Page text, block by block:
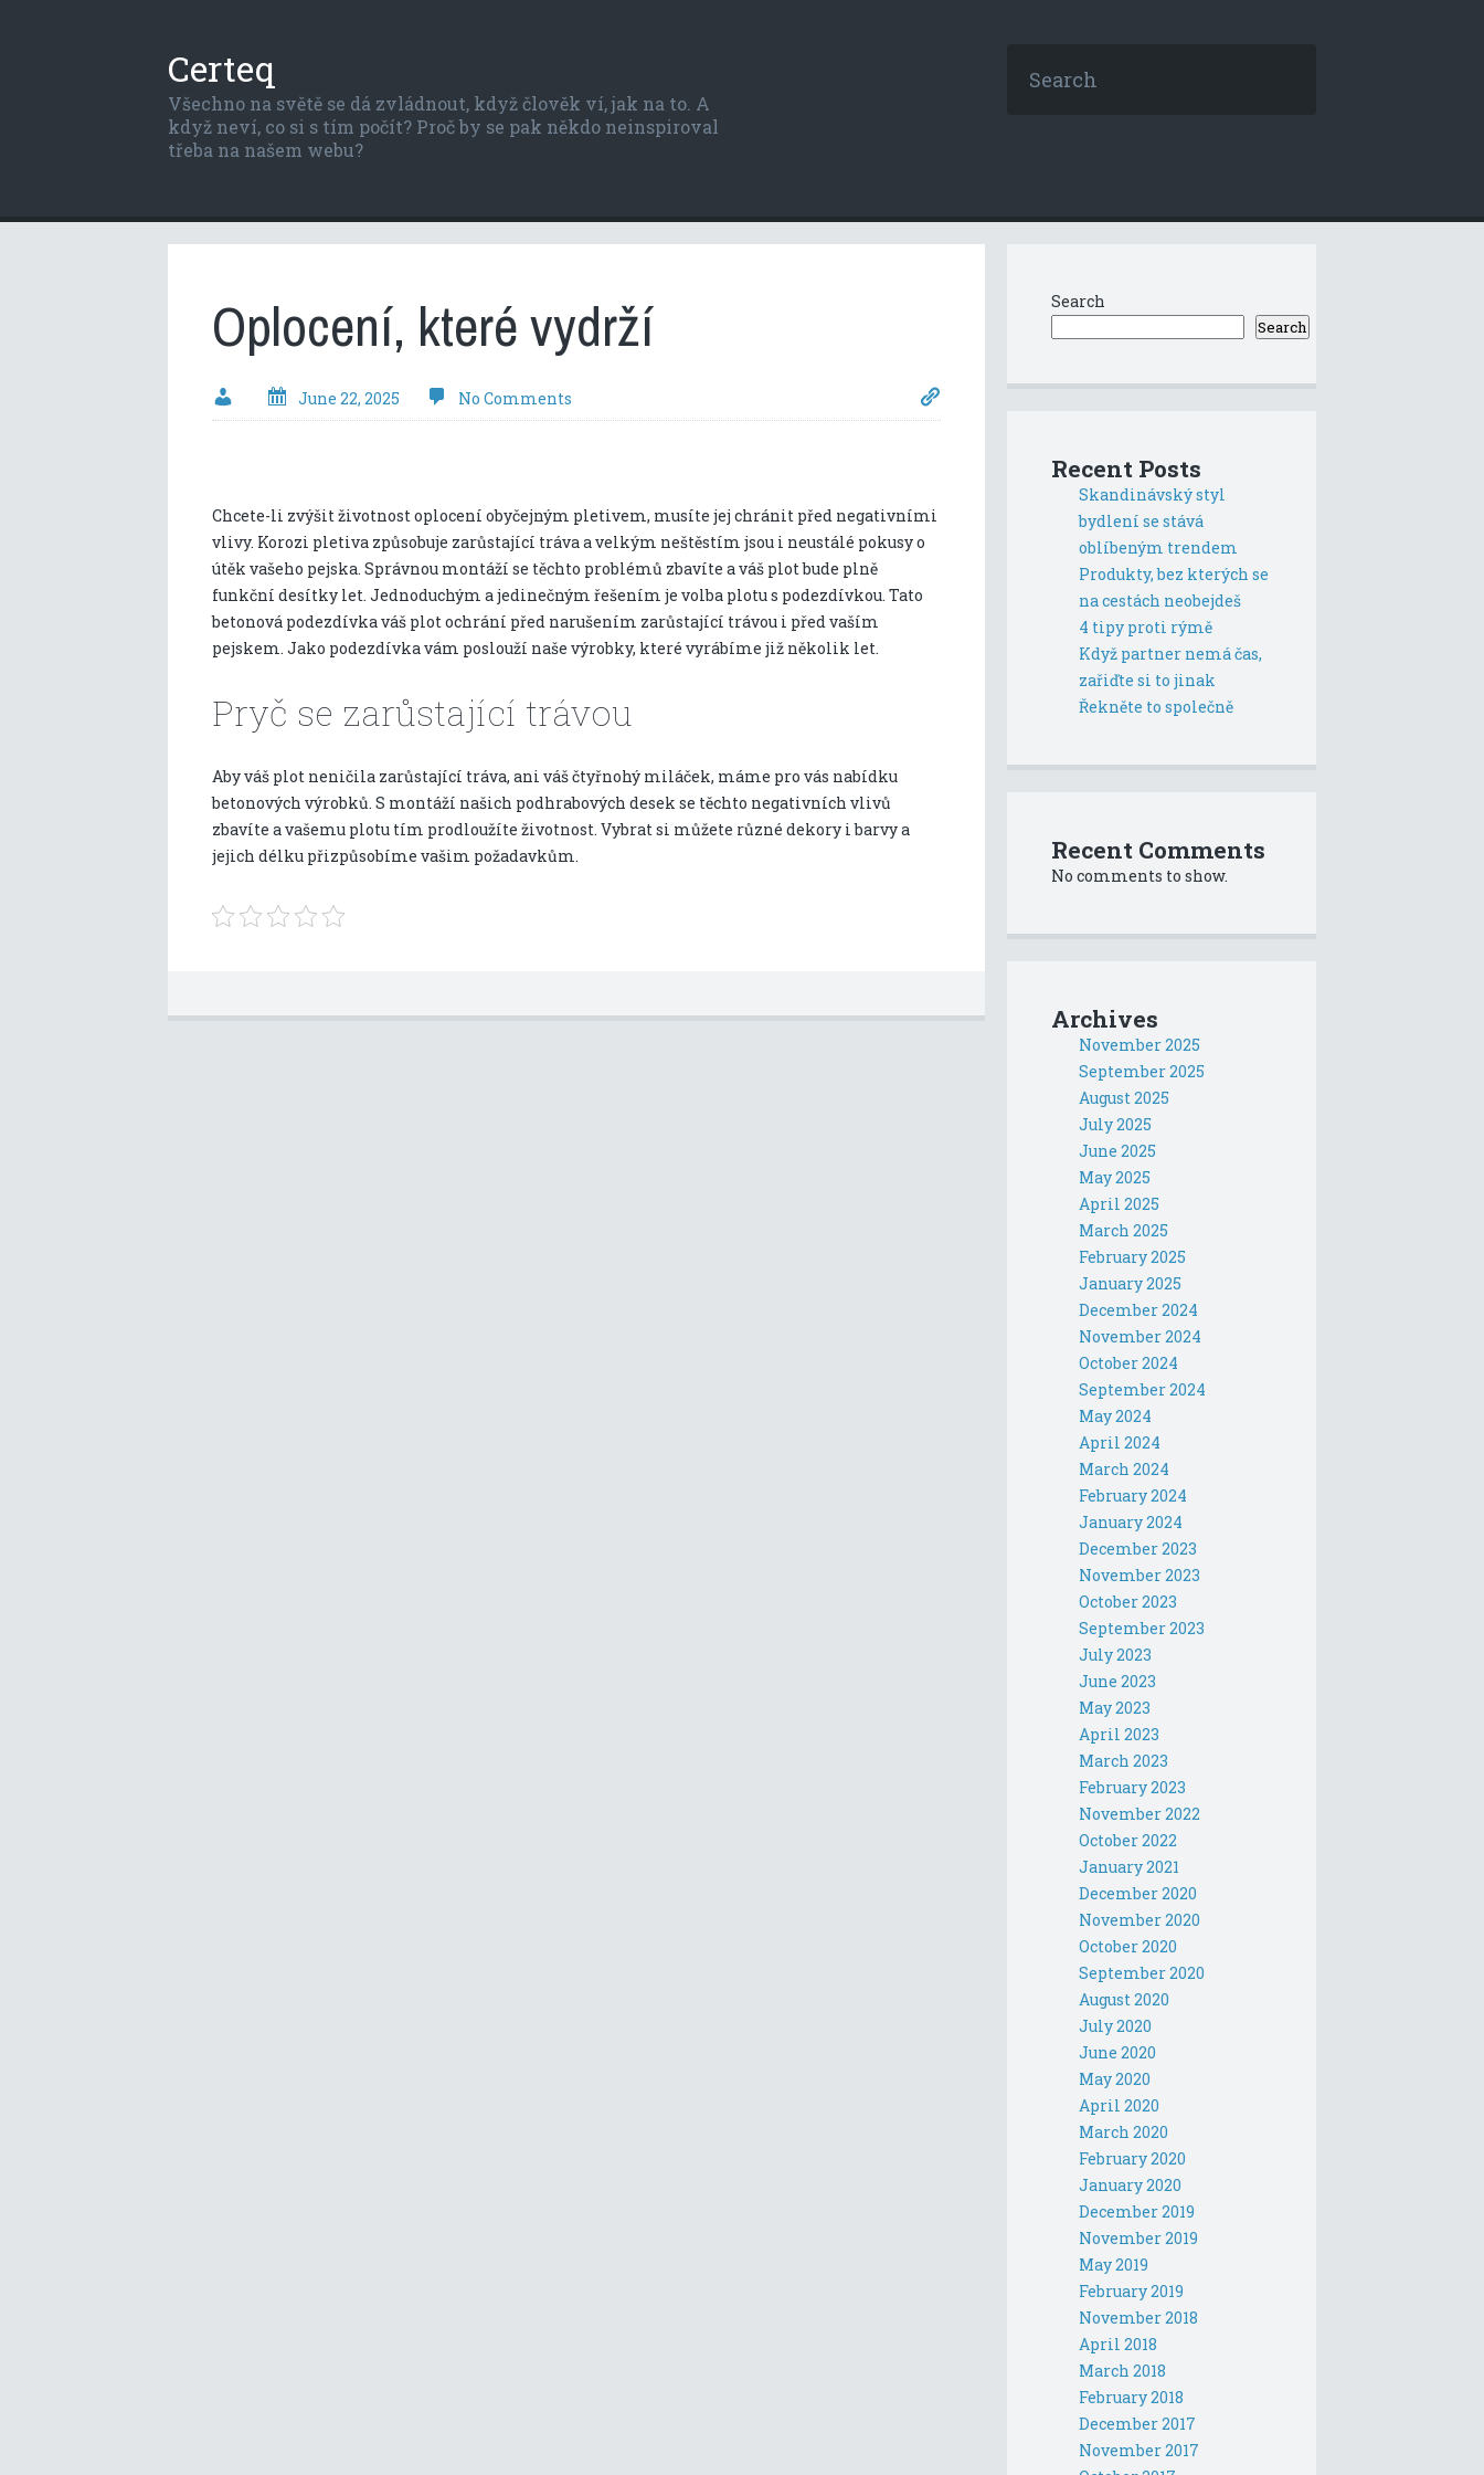
Certeq
Všechno na světě se dá zvládnout, když člověk ví, jak na to. A
když neví, co si s tím počít? Proč by se pak někdo neinspiroval
třeba na našem webu?
Oplocení, které vydrží
June 22, 2025 No Comments
Chcete-li zvýšit životnost oplocení obyčejným pletivem, musíte jej chránit před negativními
vlivy. Korozi pletiva způsobuje zarůstající tráva a velkým neštěstím jsou i neustálé pokusy o
útěk vašeho pejska. Správnou montáží se těchto problémů zbavíte a váš plot bude plně
funkční desítky let. Jednoduchým a jedinečným řešením je volba plotu s podezdívkou. Tato
betonová podezdívka váš plot ochrání před narušením zarůstající trávou i před vaším
pejskem. Jako podezdívka vám poslouží naše výrobky, které vyrábíme již několik let.
Pryč se zarůstající trávou
Aby váš plot neničila zarůstající tráva, ani váš čtyřnohý miláček, máme pro vás nabídku
betonových výrobků. S montáží našich podhrabových desek se těchto negativních vlivů
zbavíte a vašemu plotu tím prodloužíte životnost. Vybrat si můžete různé dekory i barvy a
jejich délku přizpůsobíme vašim požadavkům.
Search
Search
Recent Posts
Skandinávský styl
bydlení se stává
oblíbeným trendem
Produkty, bez kterých se
na cestách neobejdeš
4 tipy proti rýmě
Když partner nemá čas,
zařiďte si to jinak
Řekněte to společně
Recent Comments
No comments to show.
Archives
November 2025
September 2025
August 2025
July 2025
June 2025
May 2025
April 2025
March 2025
February 2025
January 2025
December 2024
November 2024
October 2024
September 2024
May 2024
April 2024
March 2024
February 2024
January 2024
December 2023
November 2023
October 2023
September 2023
July 2023
June 2023
May 2023
April 2023
March 2023
February 2023
November 2022
October 2022
January 2021
December 2020
November 2020
October 2020
September 2020
August 2020
July 2020
June 2020
May 2020
April 2020
March 2020
February 2020
January 2020
December 2019
November 2019
May 2019
February 2019
November 2018
April 2018
March 2018
February 2018
December 2017
November 2017